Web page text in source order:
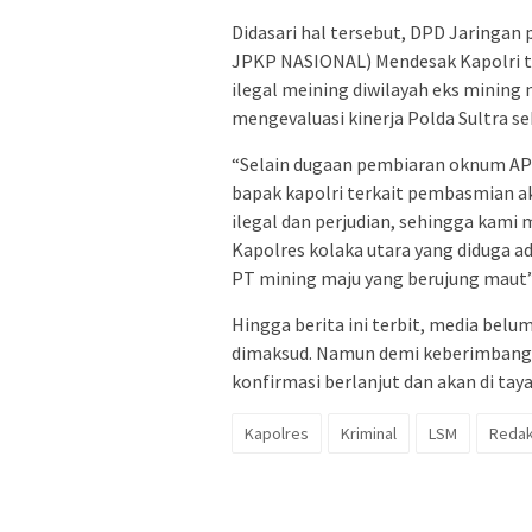
Didasari hal tersebut, DPD
JPKP NASIONAL) Mendesak
ilegal meining diwilayah eks mining
mengevaluasi kinerja Polda Sultra
“Selain dugaan pembiaran oknum
bapak kapolri terkait pembasmian
ilegal dan perjudian, sehingga kami
Kapolres kolaka utara yang diduga
PT mining maju yang berujung
Hingga berita ini terbit, media
dimaksud. Namun demi
konfirmasi berlanjut dan akan di
Kapolres Kriminal LSM